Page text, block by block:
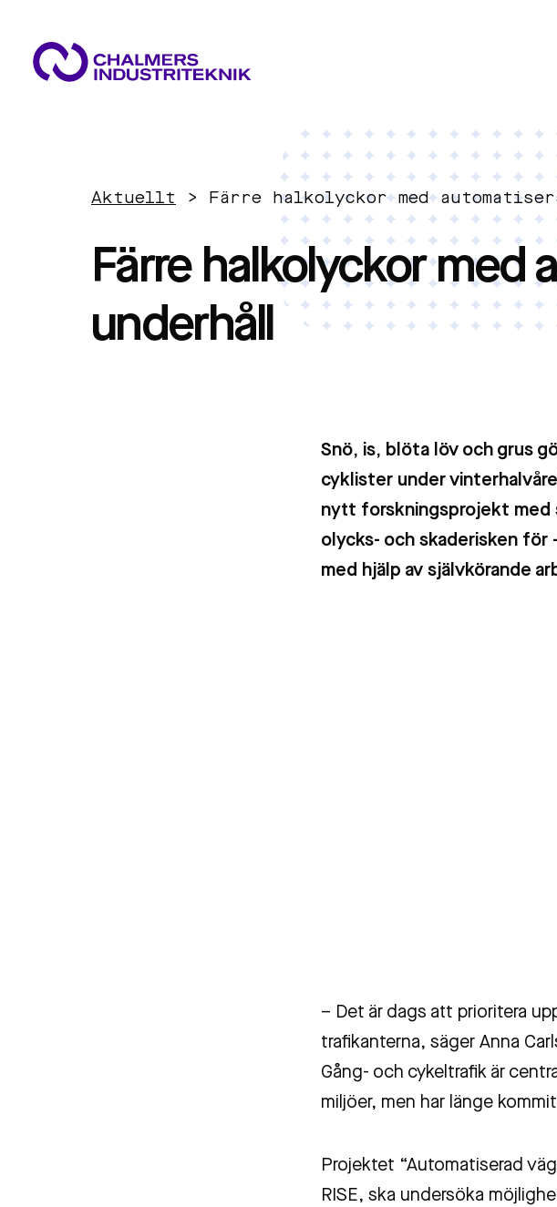
OM OSS
JOBBA HOS OSS
Aktuellt > Färre halkolyckor med
Färre halkolyckor med
underhåll
Snö, is, blöta löv och grus
cyklister under
nytt forskningsprojekt med
olycks- och skaderisken
med hjälp av självkörande
– Det är dags att prioritera
trafikanterna, säger Anna
Gång- och cykeltrafik är
miljöer, men har länge
Projektet “Automatiserad
RISE, ska undersöka